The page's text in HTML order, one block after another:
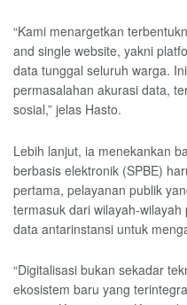
“Kami menargetkan
and single website, yakni
data tunggal seluruh warga.
permasalahan akurasi data,
sosial,” jelas Hasto.
Lebih lanjut, ia menekankan
berbasis elektronik (SPBE)
pertama, pelayanan publik
termasuk dari wilayah-
data antarinstansi untuk
“Digitalisasi bukan sekadar
ekosistem baru yang